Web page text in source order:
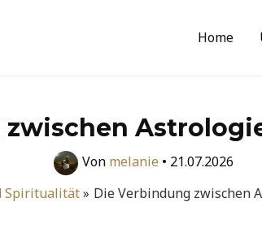
Home
zwischen
Von melanie • 21.07.2026
Spiritualität Die Verbindung zwischen